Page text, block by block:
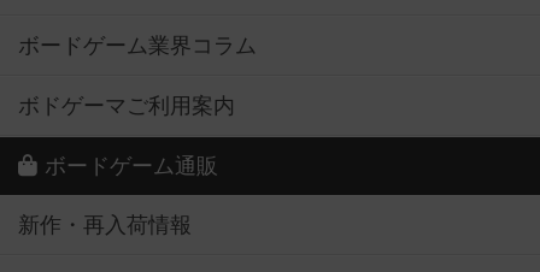
ボードゲーム業界コラム
ボドゲーマご利用案内
ボードゲーム通販
新作・再入荷情報